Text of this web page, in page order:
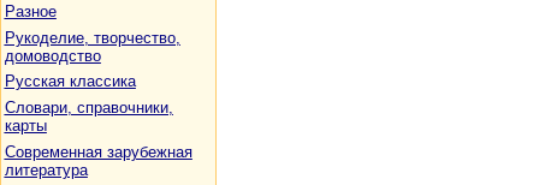
Разное
Рукоделие, творчество,
домоводство
Русская классика
Словари, справочники,
карты
Современная зарубежная
литература